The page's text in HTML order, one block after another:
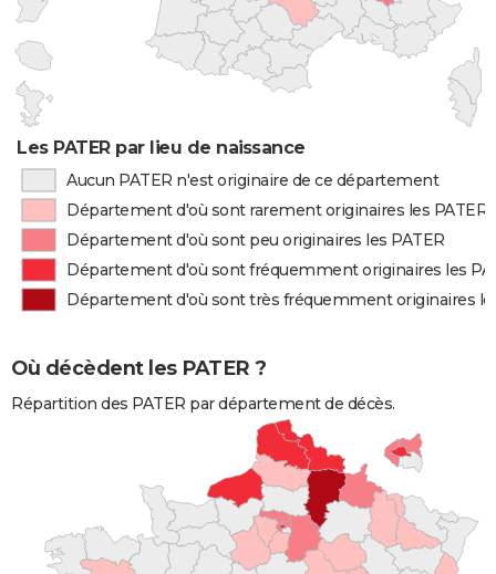
Les PATER par lieu de naissance
Aucun PATER n'est originaire de ce département
Département d'où sont rarement originaires les PATER
Département d'où sont peu originaires les PATER
Département d'où sont fréquemment originaires les
Département d'où sont très fréquemment originaires
Où décèdent les PATER ?
Répartition des PATER par département de décès.